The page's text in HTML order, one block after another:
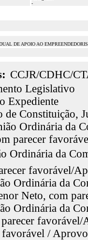
-
DE APOIO AO
CCJR/CDHC/
Legislativo
Expediente
Constituição,
Ordinária da
parecer
Ordinária da
favorável/
Ordinária da
Neto, com
Ordinária da
favorável/
/